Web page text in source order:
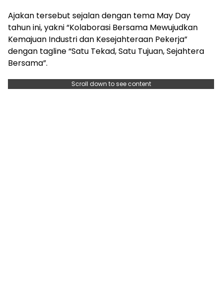
Ajakan tersebut sejalan dengan tema May Day
tahun ini, yakni “Kolaborasi Bersama Mewujudkan
Kemajuan Industri dan Kesejahteraan Pekerja”
dengan tagline “Satu Tekad, Satu Tujuan, Sejahtera
Bersama”.
Scroll down to see content